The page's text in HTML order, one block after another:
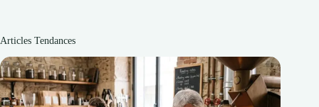
Articles Tendances